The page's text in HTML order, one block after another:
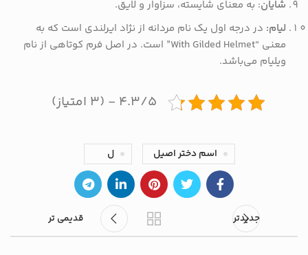
شایان: به معنای شایسته، سزاوار و لایق.
لیام: در درجه اول یک نام مردانه از نژاد ایرلندی است که به
معنی “With Gilded Helmet” است. در اصل فرم کوتاهی از نام
ویلیام می‌باشد.
۴.۳/۵ - (۳ امتیاز)
اسم دختر اصیل ل
جدیدتر قدیمی تر